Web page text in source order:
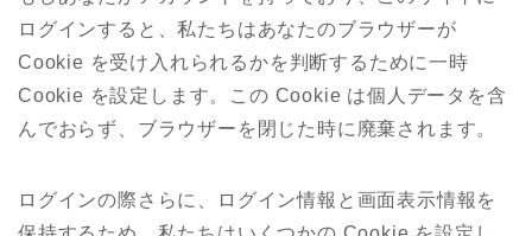
ログインすると、私たちはあなたのブラウザーが
Cookie を受け入れられるかを判断するために一時
Cookie を設定します。この Cookie は個人データを含
んでおらず、ブラウザーを閉じた時に廃棄されます。
ログインの際さらに、ログイン情報と画面表示情報を